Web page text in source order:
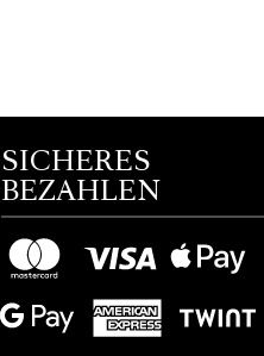
SICHERES
BEZAHLEN